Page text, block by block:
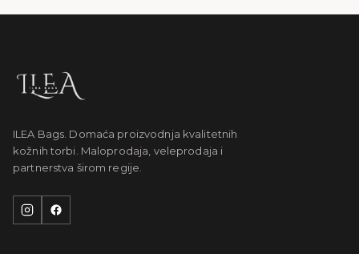
ILEA Bags. Domaća proizvodnja kvalitetnih
kožnih torbi. Maloprodaja, veleprodaja i
partnerstva širom regije.